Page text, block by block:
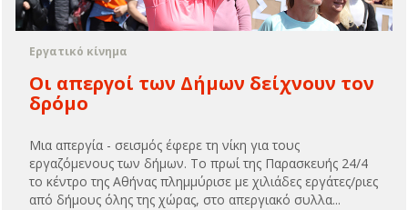
Εργατικό κίνημα
Οι απεργοί των Δήμων δείχνουν τον
δρόμο
Μια απεργία - σεισμός έφερε τη νίκη για τους
εργαζόμενους των δήμων. Το πρωί της Παρασκευής 24/4
το κέντρο της Αθήνας πλημμύρισε με χιλιάδες εργάτες/ριες
από δήμους όλης της χώρας, στο απεργιακό συλλα...